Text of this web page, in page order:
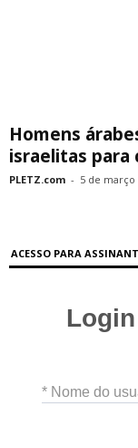
Homens
israelitas para
PLETZ.com - 5 de março
ACESSO PARA
* Nome do